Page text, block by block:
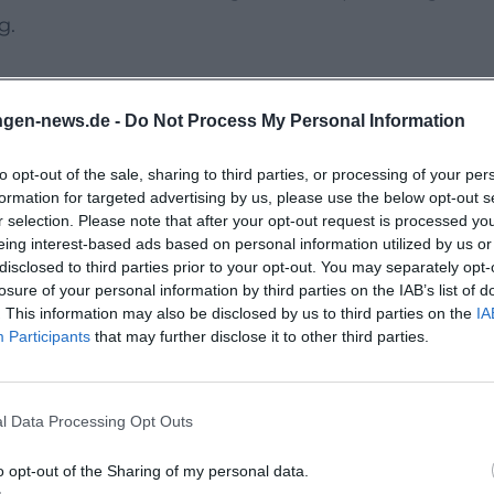
news.de - Do Not Process My Personal Information
opt-out of the sale, sharing to third parties, or processing of your
for targeted advertising by us, please use the below opt-out
selection. Please note that after your opt-out request is processed
interest-based ads based on personal information utilized by us
to third parties prior to your opt-out. You may separately
of your personal information by third parties on the IAB’s list of
This information may also be disclosed by us to third parties on the
Participants that may further disclose it to other third parties.
Data Processing Opt Outs
opt-out of the Sharing of my personal data.
Wandelhalle und Regentenbau rahmt die
Stadtgeschichte zur Atmosphäre: Stein,
sich zu einem dichten Gesamtbild.
im Arkadenbau am Kurgarten. Die
sich für kulturinteressierte Gäste, die gut
Anmeldung empfohlen.
die jüdische Geschichte mit präziser
verbindet. Sichern Sie sich jetzt Ihren Platz
Augen.
Bad Kissingen: